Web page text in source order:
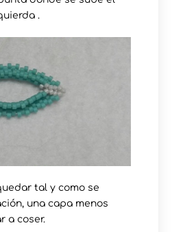
.
tal y como se
una capa menos
a coser.